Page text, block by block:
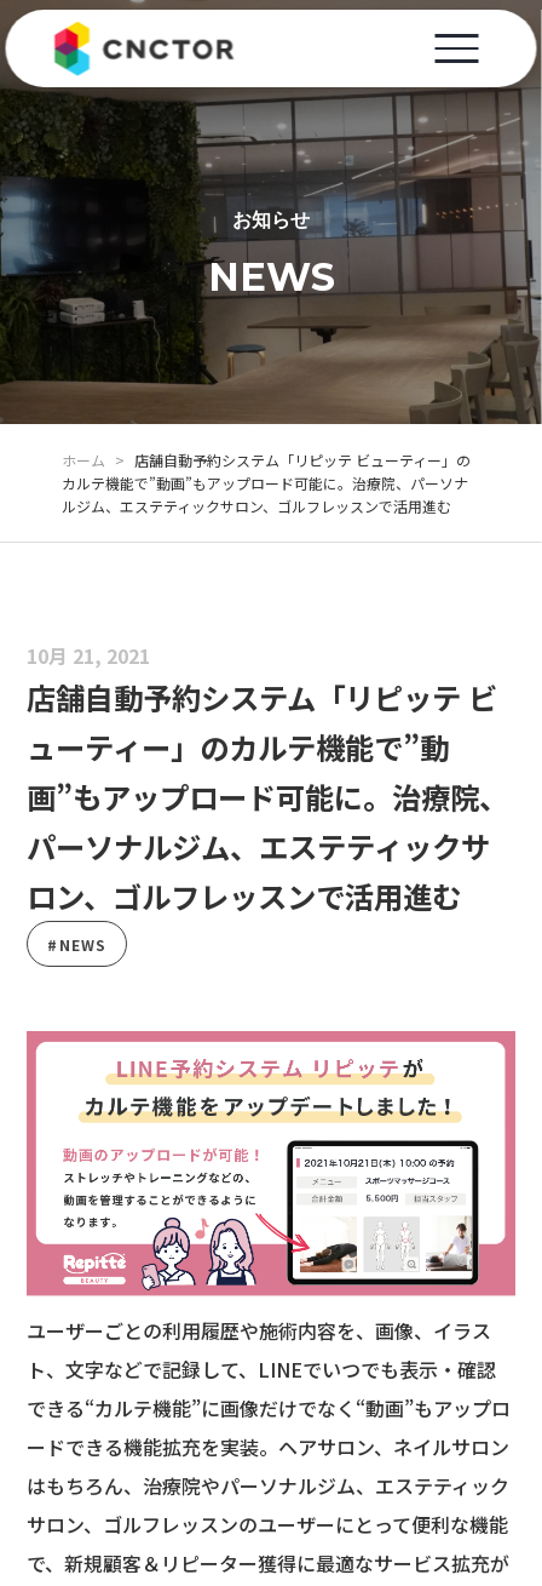
お知らせ
NEWS
ホーム > 店舗自動予約システム「リピッテ ビューティー」の
カルテ機能で”動画”もアップロード可能に。治療院、パーソナ
ルジム、エステティックサロン、ゴルフレッスンで活用進む
10月 21, 2021
店舗自動予約システム「リピッテ ビ
ューティー」のカルテ機能で”動
画”もアップロード可能に。治療院、
パーソナルジム、エステティックサ
ロン、ゴルフレッスンで活用進む
#NEWS
ユーザーごとの利用履歴や施術内容を、画像、イラス
ト、文字などで記録して、LINEでいつでも表示・確認
できる“カルテ機能”に画像だけでなく“動画”もアップロ
ードできる機能拡充を実装。ヘアサロン、ネイルサロン
はもちろん、治療院やパーソナルジム、エステティック
サロン、ゴルフレッスンのユーザーにとって便利な機能
で、新規顧客＆リピーター獲得に最適なサービス拡充が